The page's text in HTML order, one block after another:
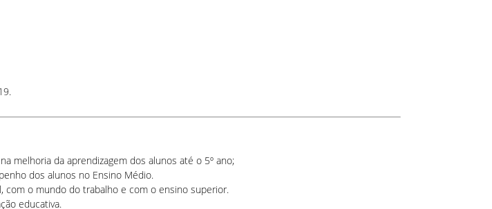
melhoria da aprendizagem dos alunos até o 5º ano;
dos alunos no Ensino Médio.
com o mundo do trabalho e com o ensino superior.
educativa.